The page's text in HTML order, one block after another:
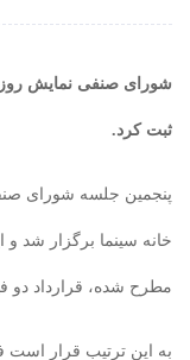
ثبت کرد.
خانه سینما برگزار شد
مطرح شده، قرارداد دو